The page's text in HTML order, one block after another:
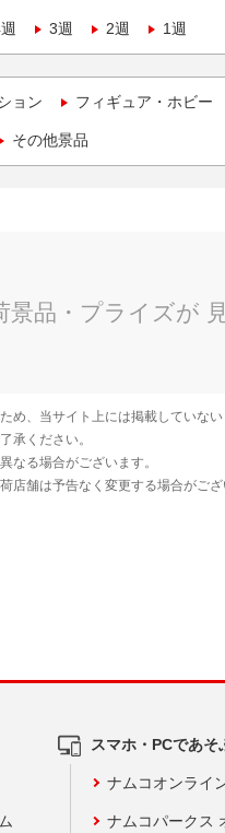
3週 2週 1週
ョン フィギュア・ホビー
その他景品
スマホ・PCであそ
ナムコオンライ
ナムコパークス